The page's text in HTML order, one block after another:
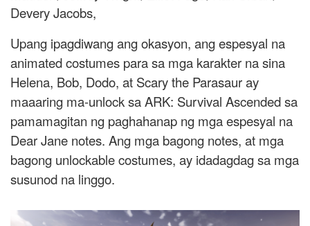
Devery Jacobs,
Upang ipagdiwang ang okasyon, ang espesyal na
animated costumes para sa mga karakter na sina
Helena, Bob, Dodo, at Scary the Parasaur ay
maaaring ma-unlock sa ARK: Survival Ascended sa
pamamagitan ng paghahanap ng mga espesyal na
Dear Jane notes. Ang mga bagong notes, at mga
bagong unlockable costumes, ay idadagdag sa mga
susunod na linggo.